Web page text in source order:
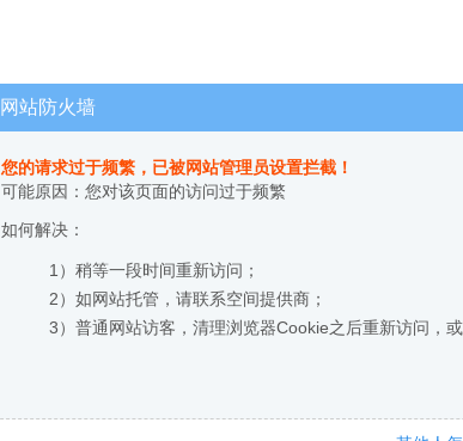
网站防火墙
您的请求过于频繁，已被网站管理员设置拦截！
可能原因：您对该页面的访问过于频繁
如何解决：
1）稍等一段时间重新访问；
2）如网站托管，请联系空间提供商；
3）普通网站访客，清理浏览器Cookie之后重新访问，